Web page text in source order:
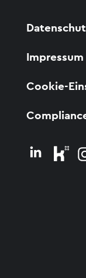
Impressum
Cookie-